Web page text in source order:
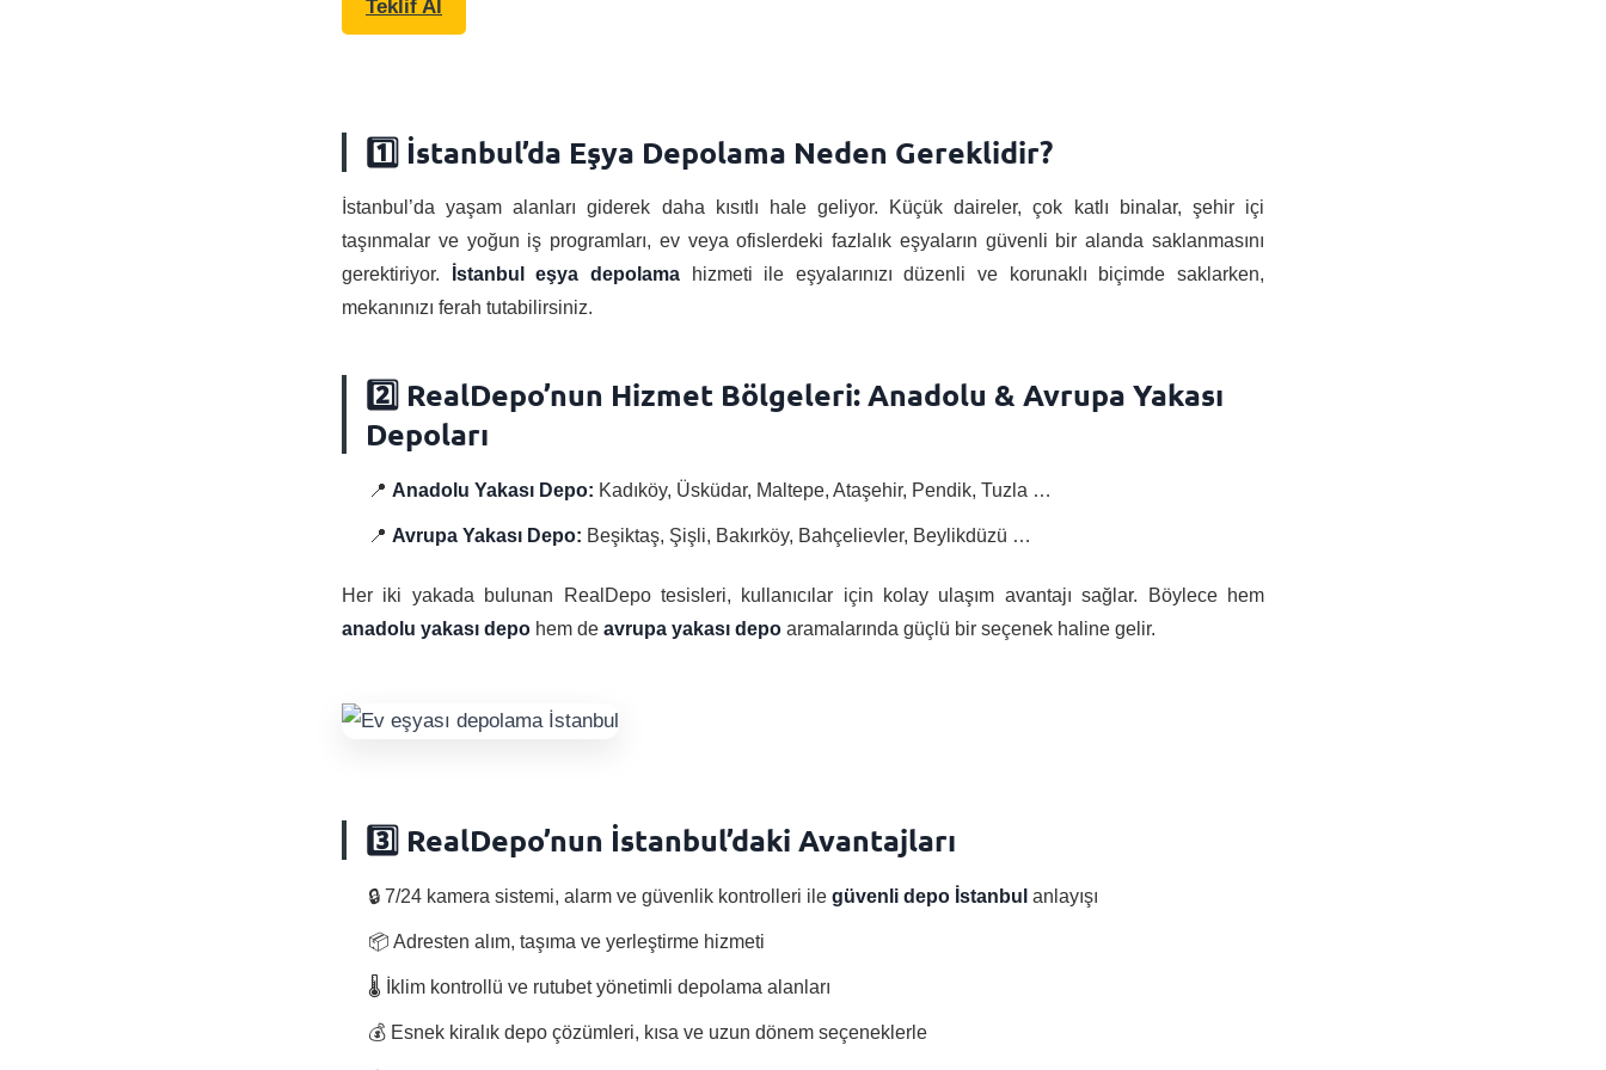
Teklif Al
1️⃣ İstanbul’da Eşya Depolama Neden Gereklidir?
İstanbul’da yaşam alanları giderek daha kısıtlı hale geliyor. Küçük daireler, çok katlı binalar, şehir içi
taşınmalar ve yoğun iş programları, ev veya ofislerdeki fazlalık eşyaların güvenli bir alanda saklanmasını
gerektiriyor.
İstanbul eşya depolamahizmeti ile eşyalarınızı düzenli ve korunaklı biçimde saklarken,
mekanınızı ferah tutabilirsiniz.
2️⃣ RealDepo’nun Hizmet Bölgeleri: Anadolu & Avrupa Yakası
Depoları
📍 Anadolu Yakası Depo: Kadıköy, Üsküdar, Maltepe, Ataşehir, Pendik, Tuzla …
📍 Avrupa Yakası Depo: Beşiktaş, Şişli, Bakırköy, Bahçelievler, Beylikdüzü …
Her iki yakada bulunan RealDepo tesisleri, kullanıcılar için kolay ulaşım avantajı sağlar. Böylece hem
anadolu yakası depo hem de avrupa yakası depo aramalarında güçlü bir seçenek haline gelir.
3️⃣ RealDepo’nun İstanbul’daki Avantajları
🔒 7/24 kamera sistemi, alarm ve güvenlik kontrolleri ile güvenli depo İstanbul anlayışı
📦 Adresten alım, taşıma ve yerleştirme hizmeti
🌡️ İklim kontrollü ve rutubet yönetimli depolama alanları
💰 Esnek kiralık depo çözümleri, kısa ve uzun dönem seçeneklerle